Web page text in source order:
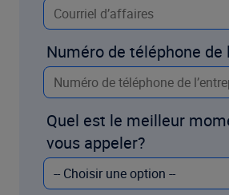
Numéro de téléphone de
Quel est le meilleur
vous appeler?